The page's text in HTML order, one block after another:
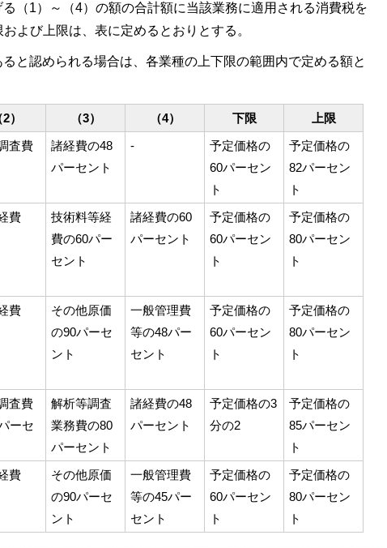
（1）～（4）の額の合計額に当該業務に適用される消費税を
よび上限は、表に定めるとおりとする。
認められる場合は、各業種の上下限の範囲内で定める額と
2） （3） （4） 下限
上限
査費
諸経費の48
パーセント
-
予定価格の
60パーセン
ト
予定価格の
82パーセン
ト
費
技術料等経
費の60パー
セント
諸経費の60
パーセント
予定価格の
60パーセン
ト
予定価格の
80パーセン
ト
費
その他原価
の90パーセ
ント
一般管理費
等の48パー
セント
予定価格の
60パーセン
ト
予定価格の
80パーセン
ト
査費
ーセ
解析等調査
業務費の80
パーセント
諸経費の48
パーセント
予定価格の3
分の2
予定価格の
85パーセン
ト
費
その他原価
の90パーセ
ント
一般管理費
等の45パー
セント
予定価格の
60パーセン
ト
予定価格の
80パーセン
ト